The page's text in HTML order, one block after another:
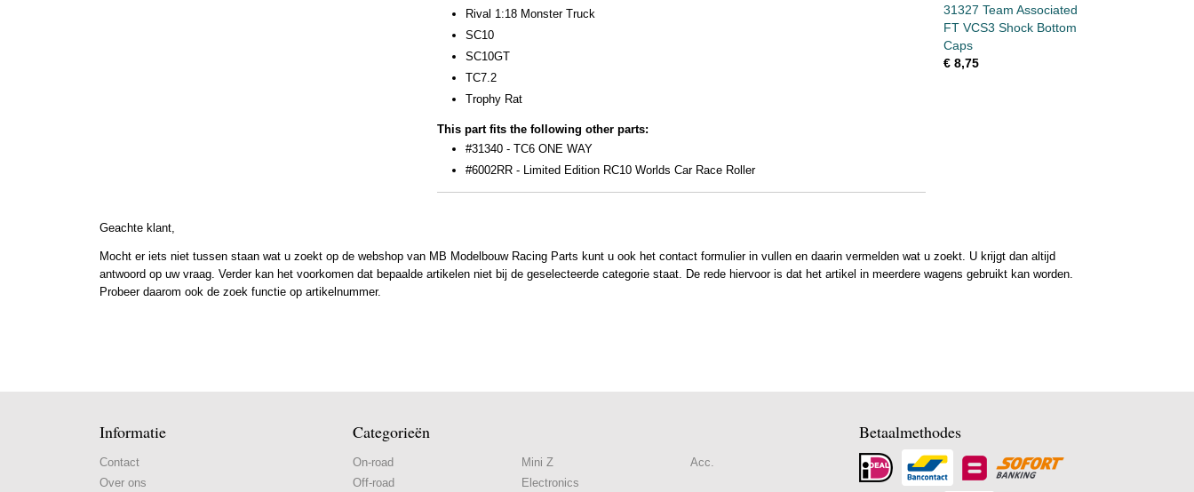
Rival 1:18 Monster Truck
SC10
SC10GT
TC7.2
Trophy Rat
This part fits the following other parts:
#31340 - TC6 ONE WAY
#6002RR - Limited Edition RC10 Worlds Car Race Roller
31327 Team Associated
FT VCS3 Shock Bottom
Caps
€ 8,75
Geachte klant,
Mocht er iets niet tussen staan wat u zoekt op de webshop van MB Modelbouw Racing Parts kunt u ook het contact formulier in vullen en daarin vermelden wat u zoekt. U krijgt dan altijd
antwoord op uw vraag. Verder kan het voorkomen dat bepaalde artikelen niet bij de geselecteerde categorie staat. De rede hiervoor is dat het artikel in meerdere wagens gebruikt kan worden.
Probeer daarom ook de zoek functie op artikelnummer.
Informatie
Contact
Over ons
Categorieën
On-road
Off-road
Mini Z
Electronics
Acc.
Betaalmethodes